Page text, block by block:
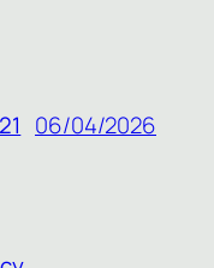
06/04/2026